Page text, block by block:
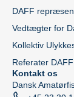
DAFF
Vedtægter for
Kollektiv
Referater DAFF
Kontakt os
Dansk